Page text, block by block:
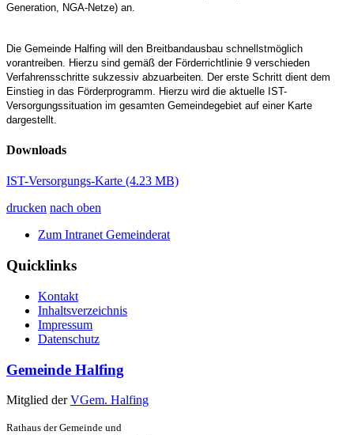
Generation, NGA-Netze) an.
Die Gemeinde Halfing will den Breitbandausbau schnellstmöglich
vorantreiben. Hierzu sind gemäß der Förderrichtlinie 9 verschieden
Verfahrensschritte sukzessiv abzuarbeiten. Der erste Schritt dient dem
Einstieg in das Förderprogramm. Hierzu wird die aktuelle IST-
Versorgungssituation im gesamten Gemeindegebiet auf einer Karte
dargestellt.
Downloads
IST-Versorgungs-Karte (4.23 MB)
drucken nach oben
Zum Intranet Gemeinderat
Quicklinks
Kontakt
Inhaltsverzeichnis
Impressum
Datenschutz
Gemeinde Halfing
Mitglied derVGem. Halfing
Rathaus der Gemeinde und